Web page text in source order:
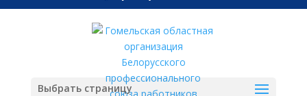
Выбрать страницу